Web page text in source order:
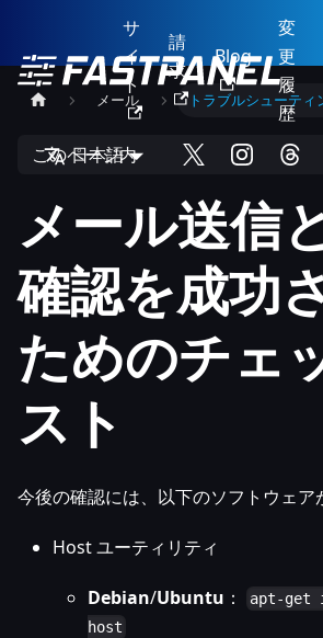
サ
イ
ト
請
求
Blog
変
更
履
歴
日本語
メール トラブルシューティ
このページ内
メール送信
確認を成功
ためのチェ
スト
今後の確認には、以下のソフトウェア
Host ユーティリティ
Debian/Ubuntu ：
apt-get
host